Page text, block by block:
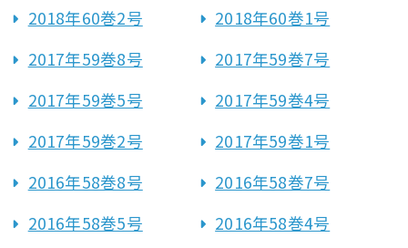
2018年60巻2号
2018年60巻1号
2017年59巻8号
2017年59巻7号
2017年59巻5号
2017年59巻4号
2017年59巻2号
2017年59巻1号
2016年58巻8号
2016年58巻7号
2016年58巻5号
2016年58巻4号